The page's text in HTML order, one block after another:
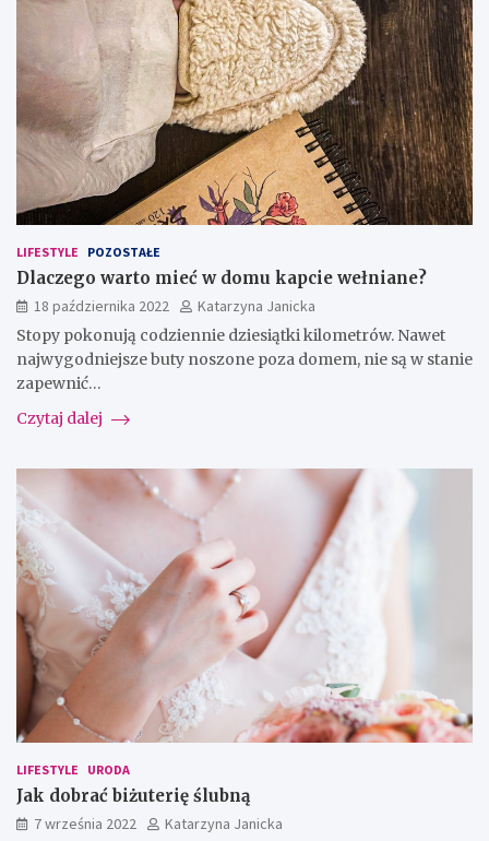
LIFESTYLE POZOSTAŁE
Dlaczego warto mieć w domu kapcie wełniane?
18 października 2022
Katarzyna Janicka
Stopy pokonują codziennie dziesiątki kilometrów. Nawet
najwygodniejsze buty noszone poza domem, nie są w stanie
zapewnić…
Czytaj dalej
LIFESTYLE URODA
Jak dobrać biżuterię ślubną
7 września 2022 Katarzyna Janicka